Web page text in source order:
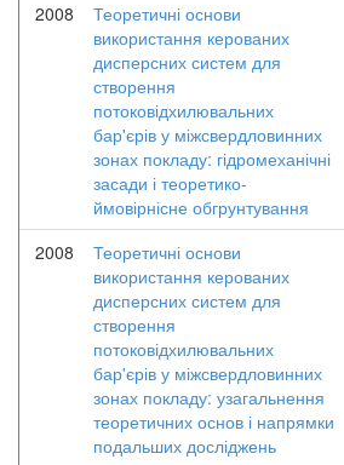
2008
Теоретичні основи
використання керованих
дисперсних систем для
створення
потоковідхилювальних
бар'єрів у міжсвердловинних
зонах покладу: гідромеханічні
засади і теоретико-
ймовірнісне обгрунтування
2008
Теоретичні основи
використання керованих
дисперсних систем для
створення
потоковідхилювальних
бар'єрів у міжсвердловинних
зонах покладу: узагальнення
теоретичних основ і напрямки
подальших досліджень